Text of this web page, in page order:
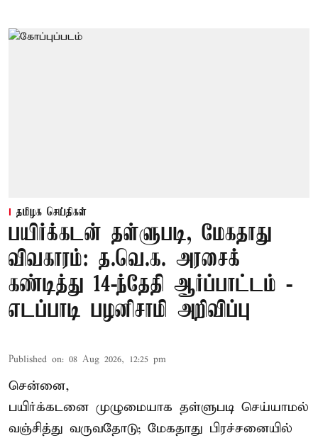
தமிழக செய்திகள்
பயிர்க்கடன் தள்ளுபடி, மேகதாது
விவகாரம்: த.வெ.க. அரசைக்
கண்டித்து 14-ந்தேதி ஆர்ப்பாட்டம் -
எடப்பாடி பழனிசாமி அறிவிப்பு
Published on: 08 Aug 2026, 12:25 pm
சென்னை,
பயிர்க்கடனை முழுமையாக தள்ளுபடி செய்யாமல்
வஞ்சித்து வருவதோடு; மேகதாது பிரச்சனையில்